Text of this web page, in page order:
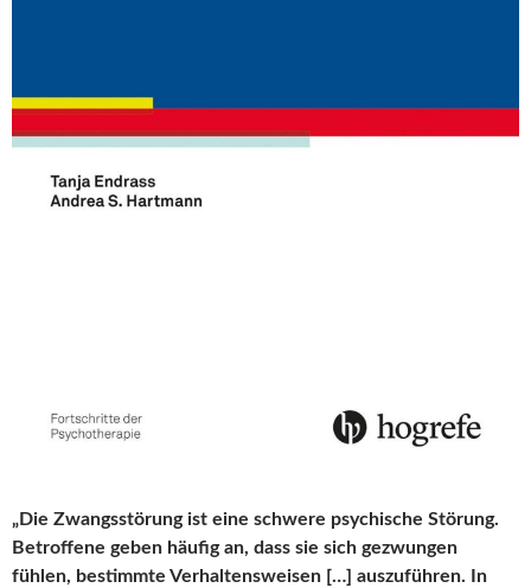
„Die Zwangsstörung ist eine schwere psychische Störung.
Betroffene geben häufig an, dass sie sich gezwungen
fühlen, bestimmte Verhaltensweisen […] auszuführen. In